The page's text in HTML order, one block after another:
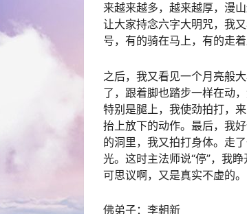
来越来越多，越来越厚，漫
让大家持念六字大明咒，我
号，有的骑在马上，有的走
之后，我又看见一个月亮般
了，跟着脚也踏步一样在动
特别是腿上，我使劲拍打，
抬上放下的动作。最后，我
的洞里，我又拍打身体。走
光。这时主法师说“停”，我
可思议啊，又是真实不虚的
佛弟子：李朝新